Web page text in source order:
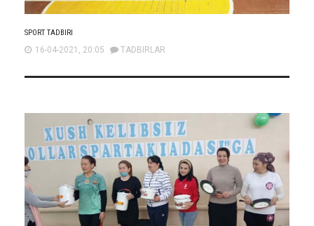
SPORT TADBIRI
16-04-2021, 20:05 TADBIRLAR